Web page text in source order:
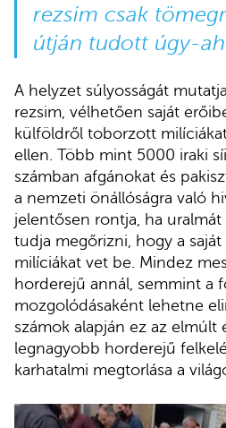
rezsim csak
útján tudott úgy-
A helyzet súlyosságát
rezsim, vélhetően saját
külföldről toborzott
ellen. Több mint 5000 iraki
számban afgánokat és
a nemzeti önállóságra való
jelentősen rontja, ha uralmát
tudja megőrizni, hogy a
milíciákat vet be. Mindez
horderejű annál, semmint a
mozgolódásaként lehetne
számok alapján ez az elmúlt
legnagyobb horderejű
karhatalmi megtorlása a